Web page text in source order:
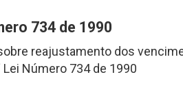
734 de 1990
reajustamento dos
Lei Número 734 de 1990